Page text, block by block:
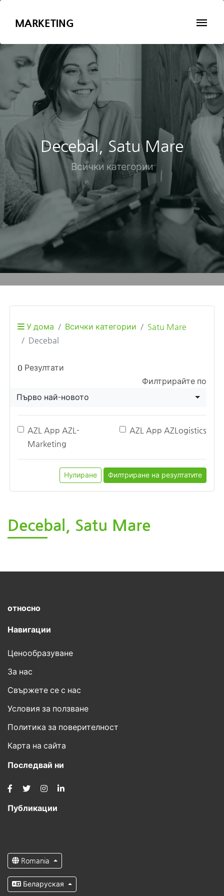
MARKETING
Decebal, Satu Mare
Всички категории
У дома Всички категории
Satu Mare
Decebal
0 Резултати
Филтрирайте по
Първо най-новото
AZL App AZL-
Marketing
AZL App AZLogistics
Нулиране Филтриране на резултатите
Decebal, Satu Mare
относно
Навигации
Ценообразуване
За нас
Свържете се с нас
Условия за ползване
Политика за поверителност
Карта на сайта
Последвай ни
Публикации
Romania
Беларуская